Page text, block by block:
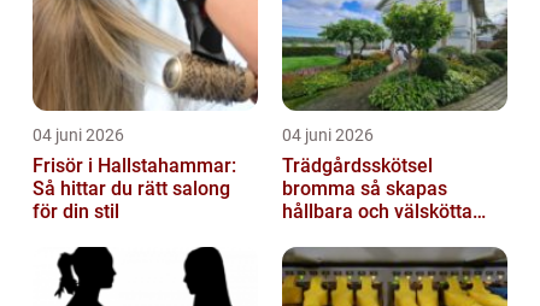
04 juni 2026
Frisör i Hallstahammar:
Så hittar du rätt salong
för din stil
04 juni 2026
Trädgårdsskötsel
bromma så skapas
hållbara och välskötta